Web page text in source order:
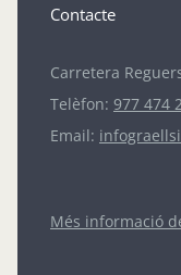
Contacte
Carretera
Telèfon: 977 474
Email:
Més informació